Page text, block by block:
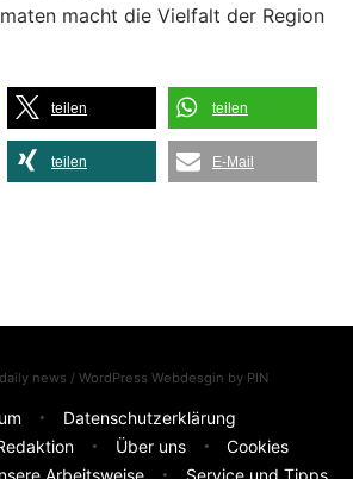
macht die Vielfalt der Region
teilen teilen
teilen E-Mail
news / WordPress Webdesgin by PIN
Datenschutzerklärung
Über uns
Cookies
Arbeitsweise Service und Tipps